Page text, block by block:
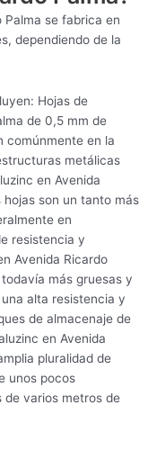
Palma se fabrica en
dependiendo de la
Hojas de
de 0,5 mm de
comúnmente en la
metálicas
en Avenida
hojas son un tanto más
en
resistencia y
Avenida Ricardo
más gruesas y
alta resistencia y
de almacenaje de
en Avenida
pluralidad de
unos pocos
de varios metros de